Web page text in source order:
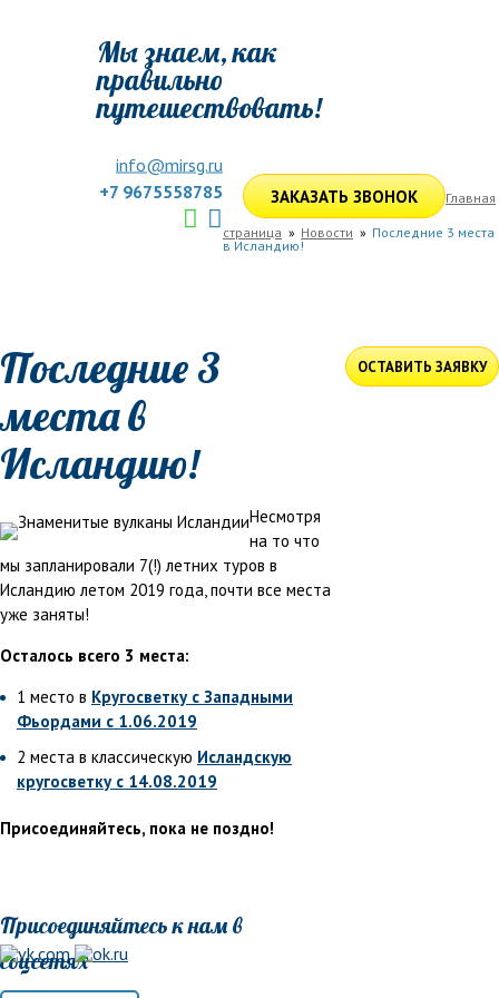
Мы знаем, как
правильно
путешествовать!
info@mirsg.ru
+7 9675558785
ЗАКАЗАТЬ ЗВОНОК
ОСТАВИТЬ ЗАЯВКУ
Главная
страница Новости
Последние 3 места
в Исландию!
Последние 3
места в
Исландию!
Несмотря
на то что
мы запланировали 7(!) летних туров в
Исландию летом 2019 года, почти все места
уже заняты!
Осталось всего 3 места:
1 место в Кругосветку с Западными
Фьордами с 1.06.2019
2 места в классическую Исландскую
кругосветку с 14.08.2019
Присоединяйтесь, пока не поздно!
Присоединяйтесь к нам в
соцсетях